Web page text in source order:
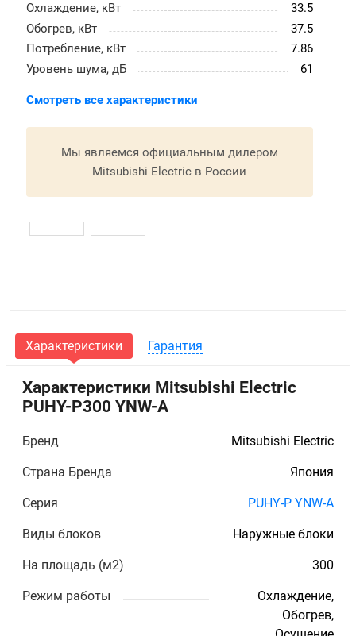
Охлаждение, кВт
33.5
Обогрев, кВт
37.5
Потребление, кВт
7.86
Уровень шума, дБ
61
Смотреть все характеристики
Мы являемся официальным дилером
Mitsubishi Electric в России
Характеристики Гарантия
Характеристики Mitsubishi Electric
PUHY-P300 YNW-A
Бренд Mitsubishi Electric
Страна Бренда Япония
Серия PUHY-P YNW-A
Виды блоков Наружные блоки
На площадь (м2) 300
Режим работы
Охлаждение,
Обогрев,